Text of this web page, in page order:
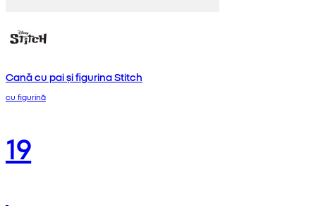
Cană cu pai și figurina Stitch
cu figurină
19